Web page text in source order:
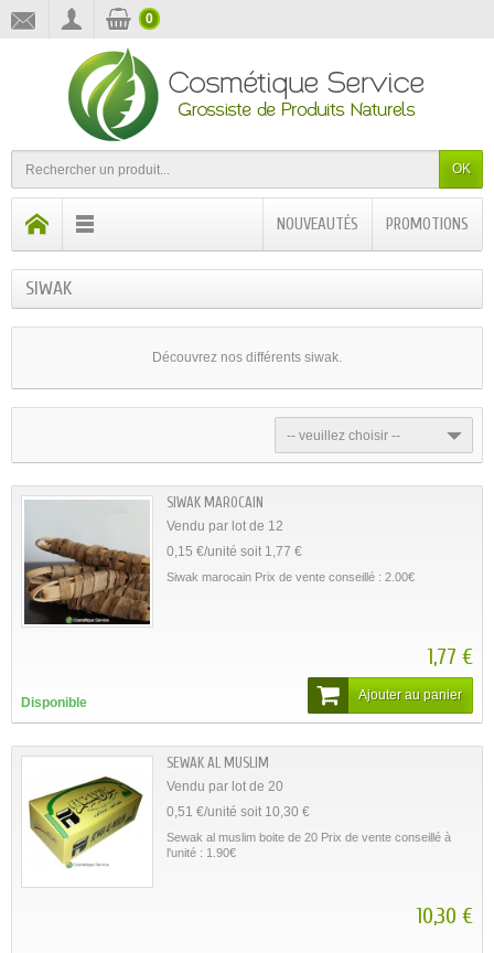
OK
0
PROMOTIONS
NOUVEAUTÉS
SIWAK
Découvrez nos différents siwak.
-- veuillez choisir --
SIWAK MAROCAIN
Vendu par lot de 12
0,15 €/unité soit 1,77 €
Siwak marocain Prix de vente conseillé : 2.00€
1,77 €
Disponible
Ajouter au panier
SEWAK AL MUSLIM
Vendu par lot de 20
0,51 €/unité soit 10,30 €
Sewak al muslim boite de 20 Prix de vente conseillé à
l'unité : 1.90€
10,30 €